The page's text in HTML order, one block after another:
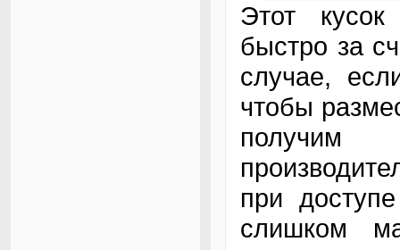
Этот
быстро за
случае,
чтобы
при
слишком